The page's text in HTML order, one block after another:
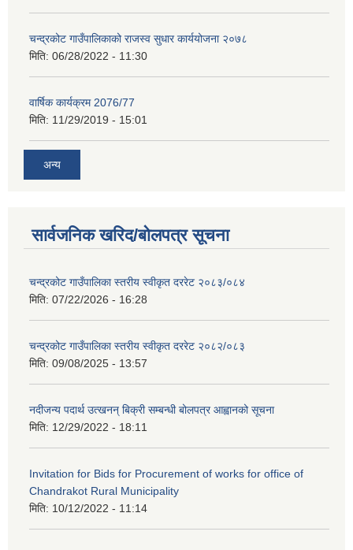
चन्द्रकोट गाउँपालिकाको राजस्व सुधार कार्ययोजना २०७८
मिति: 06/28/2022 - 11:30
वार्षिक कार्यक्रम 2076/77
मिति: 11/29/2019 - 15:01
अन्य
सार्वजनिक खरिद/बोलपत्र सूचना
चन्द्रकोट गाउँपालिका स्तरीय स्वीकृत दररेट २०८३/०८४
मिति: 07/22/2026 - 16:28
चन्द्रकोट गाउँपालिका स्तरीय स्वीकृत दररेट २०८२/०८३
मिति: 09/08/2025 - 13:57
नदीजन्य पदार्थ उत्खनन् बिक्री सम्बन्धी बोलपत्र आह्वानको सूचना
मिति: 12/29/2022 - 18:11
Invitation for Bids for Procurement of works for office of
Chandrakot Rural Municipality
मिति: 10/12/2022 - 11:14